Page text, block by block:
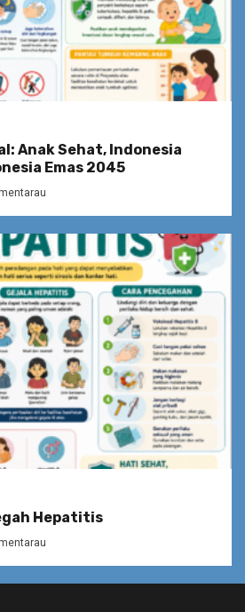
Anak Sehat, Indonesia
Emas 2045
Hepatitis